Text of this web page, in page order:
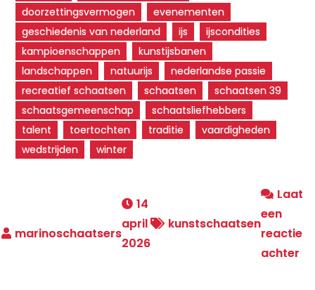
doorzettingsvermogen
evenementen
geschiedenis van nederland
ijs
ijscondities
kampioenschappen
kunstijsbanen
landschappen
natuurijs
nederlandse passie
recreatief schaatsen
schaatsen
schaatsen 39
schaatsgemeenschap
schaatsliefhebbers
talent
toertochten traditie
vaardigheden
wedstrijden
winter
14
april
2026
kunstschaatsen
Laat
een
reactie
achter